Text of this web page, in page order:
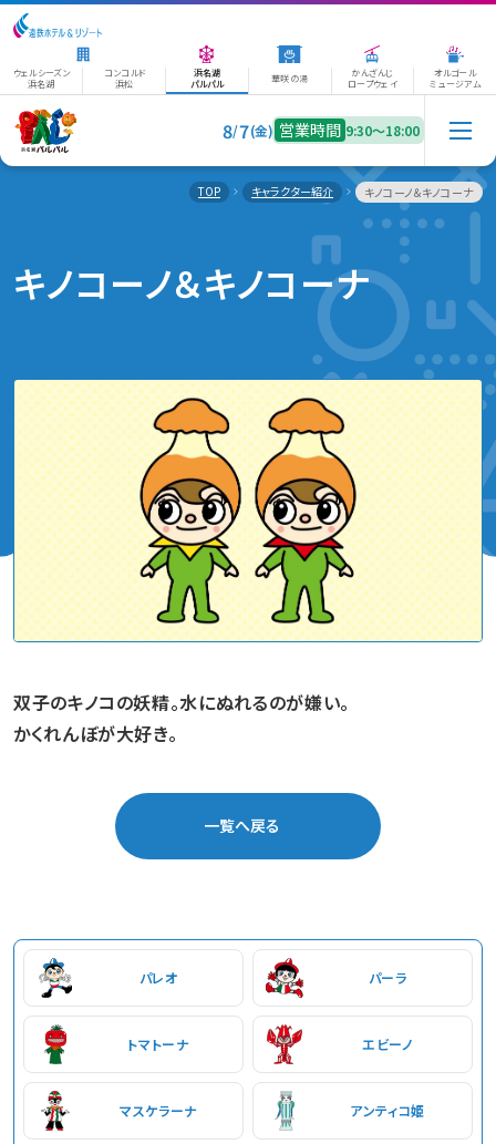
ウェルシーズン
浜名湖
コンコルド
浜松
浜名湖
パルパル
華咲の湯
かんざんじ
ロープウェイ
オルゴール
ミュージアム
8/7(金) 営業時間 9:30〜18:00
TOP キャラクター紹介 キノコーノ＆キノコーナ
キノコーノ＆キノコーナ
双子のキノコの妖精。水にぬれるのが嫌い。
かくれんぼが大好き。
一覧へ戻る
パレオ パーラ
トマトーナ エビーノ
マスケラーナ アンティコ姫